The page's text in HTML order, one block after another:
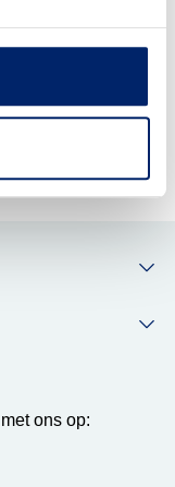
de demonstratie
hierover vindt u in
ons op: